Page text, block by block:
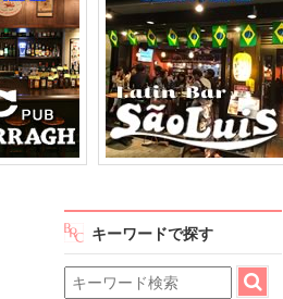
キーワードで探す